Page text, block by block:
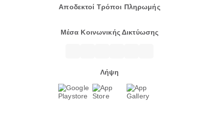
Αποδεκτοί Τρόποι Πληρωμής
Μέσα Κοινωνικής Δικτύωσης
Λήψη